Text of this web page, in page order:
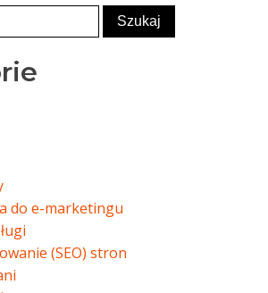
do e-marketingu
(SEO) stron